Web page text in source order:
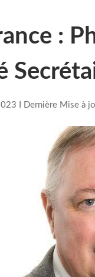
:
I Dernière Mise à